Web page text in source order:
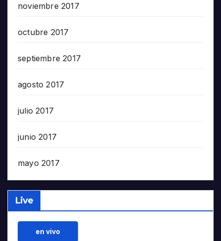
noviembre 2017
octubre 2017
septiembre 2017
agosto 2017
julio 2017
junio 2017
mayo 2017
Live
en vivo